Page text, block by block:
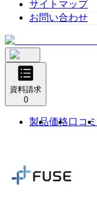
サイトマップ
お問い合わせ
資料請求
0
製品価格口コミ